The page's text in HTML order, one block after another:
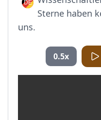
Sterne haben
uns.
0.5x